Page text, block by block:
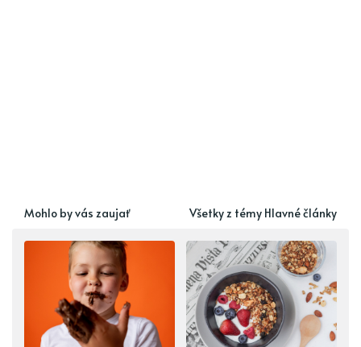
Mohlo by vás zaujať Všetky z témy Hlavné články